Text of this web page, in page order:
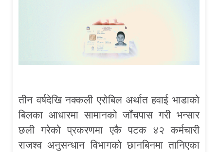
तीन वर्षदेखि नक्कली एरोबिल अर्थात हवाई भाडाको
बिलका आधारमा सामानको जाँचपास गरी भन्सार
छली गरेको प्रकरणमा एकै पटक ४२ कर्मचारी
राजश्व अनुसन्धान विभागको छानबिनमा तानिएका